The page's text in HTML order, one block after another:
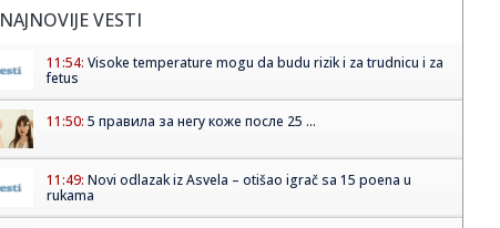
NAJNOVIJE VESTI
11:54: Visoke temperature mogu da budu rizik i za trudnicu i za
fetus
11:50: 5 правила за негу коже после 25 ...
11:49: Novi odlazak iz Asvela – otišao igrač sa 15 poena u
rukama